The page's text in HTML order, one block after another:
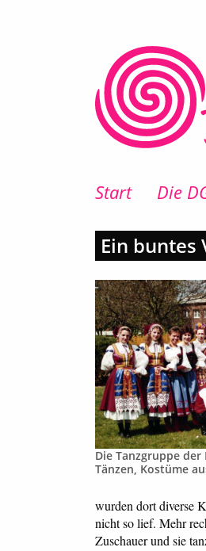
Start Die
Ein buntes
Die Tanzgruppe
Tänzen, Kostüme
wurden dort diverse
nicht so lief. Mehr
Zuschauer und sie